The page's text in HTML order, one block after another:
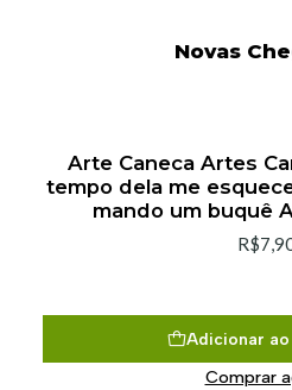
Novas
Arte Caneca Artes
tempo dela me
mando um buquê
Adicionar
Comprar